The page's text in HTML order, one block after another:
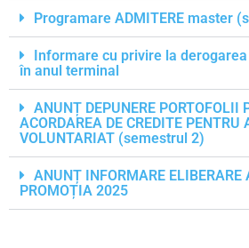
Programare ADMITERE master
Informare cu privire la
în anul terminal
ANUNȚ DEPUNERE PORTOFOLII
ACORDAREA DE CREDITE PENTRU
VOLUNTARIAT (semestrul 2)
ANUNȚ INFORMARE ELIBERARE
PROMOȚIA 2025